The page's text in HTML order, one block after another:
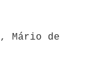
Mário de